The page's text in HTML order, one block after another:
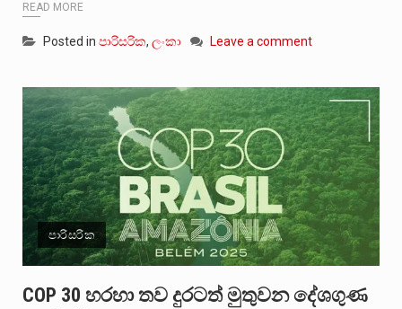
READ MORE
Posted in පාරිසරික, ලංකා Leave a comment
පාරිසරික
COP 30 හරහා තව දුරටත් මුතුවන දේශගුණ